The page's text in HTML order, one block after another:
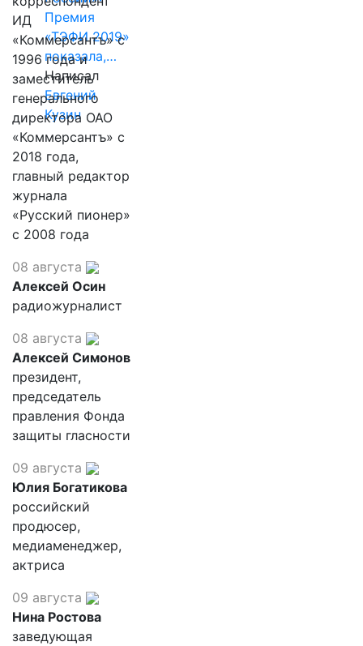
Премия
«ТЭФИ 2019»
показала,…
Написал
Евгений
Кузин
ИД
«Коммерсантъ» с
1996 года и
заместитель
генерального
директора ОАО
«Коммерсантъ» с
2018 года,
главный редактор
журнала
«Русский пионер»
с 2008 года
08 августа
Алексей Осин
радиожурналист
08 августа
Алексей Симонов
президент,
председатель
правления Фонда
защиты гласности
09 августа
Юлия Богатикова
российский
продюсер,
медиаменеджер,
актриса
09 августа
Нина Ростова
заведующая